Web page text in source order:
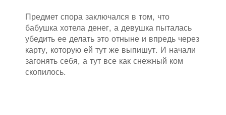
Предмет спора заключался в том, что
бабушка хотела денег, а девушка пыталась
убедить ее делать это отныне и впредь через
карту, которую ей тут же выпишут. И начали
загонять себя, а тут все как снежный ком
скопилось.